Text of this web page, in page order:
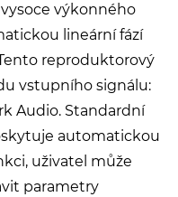
výkonného
lineární fází
reproduktorový
vstupního signálu:
Audio. Standardní
automatickou
uživatel může
parametry